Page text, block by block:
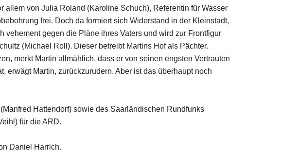
von Julia Roland (Karoline Schuch), Referentin für Wasser
frei. Doch da formiert sich Widerstand in der Kleinstadt,
vehement gegen die Pläne ihres Vaters und wird zur Frontfigur
(Michael Roll). Dieser betreibt Martins Hof als Pächter.
merkt Martin allmählich, dass er von seinen engsten Vertrauten
erwägt Martin, zurückzurudern. Aber ist das überhaupt noch
Hattendorf) sowie des Saarländischen Rundfunks
für die ARD.
Daniel Harrich.